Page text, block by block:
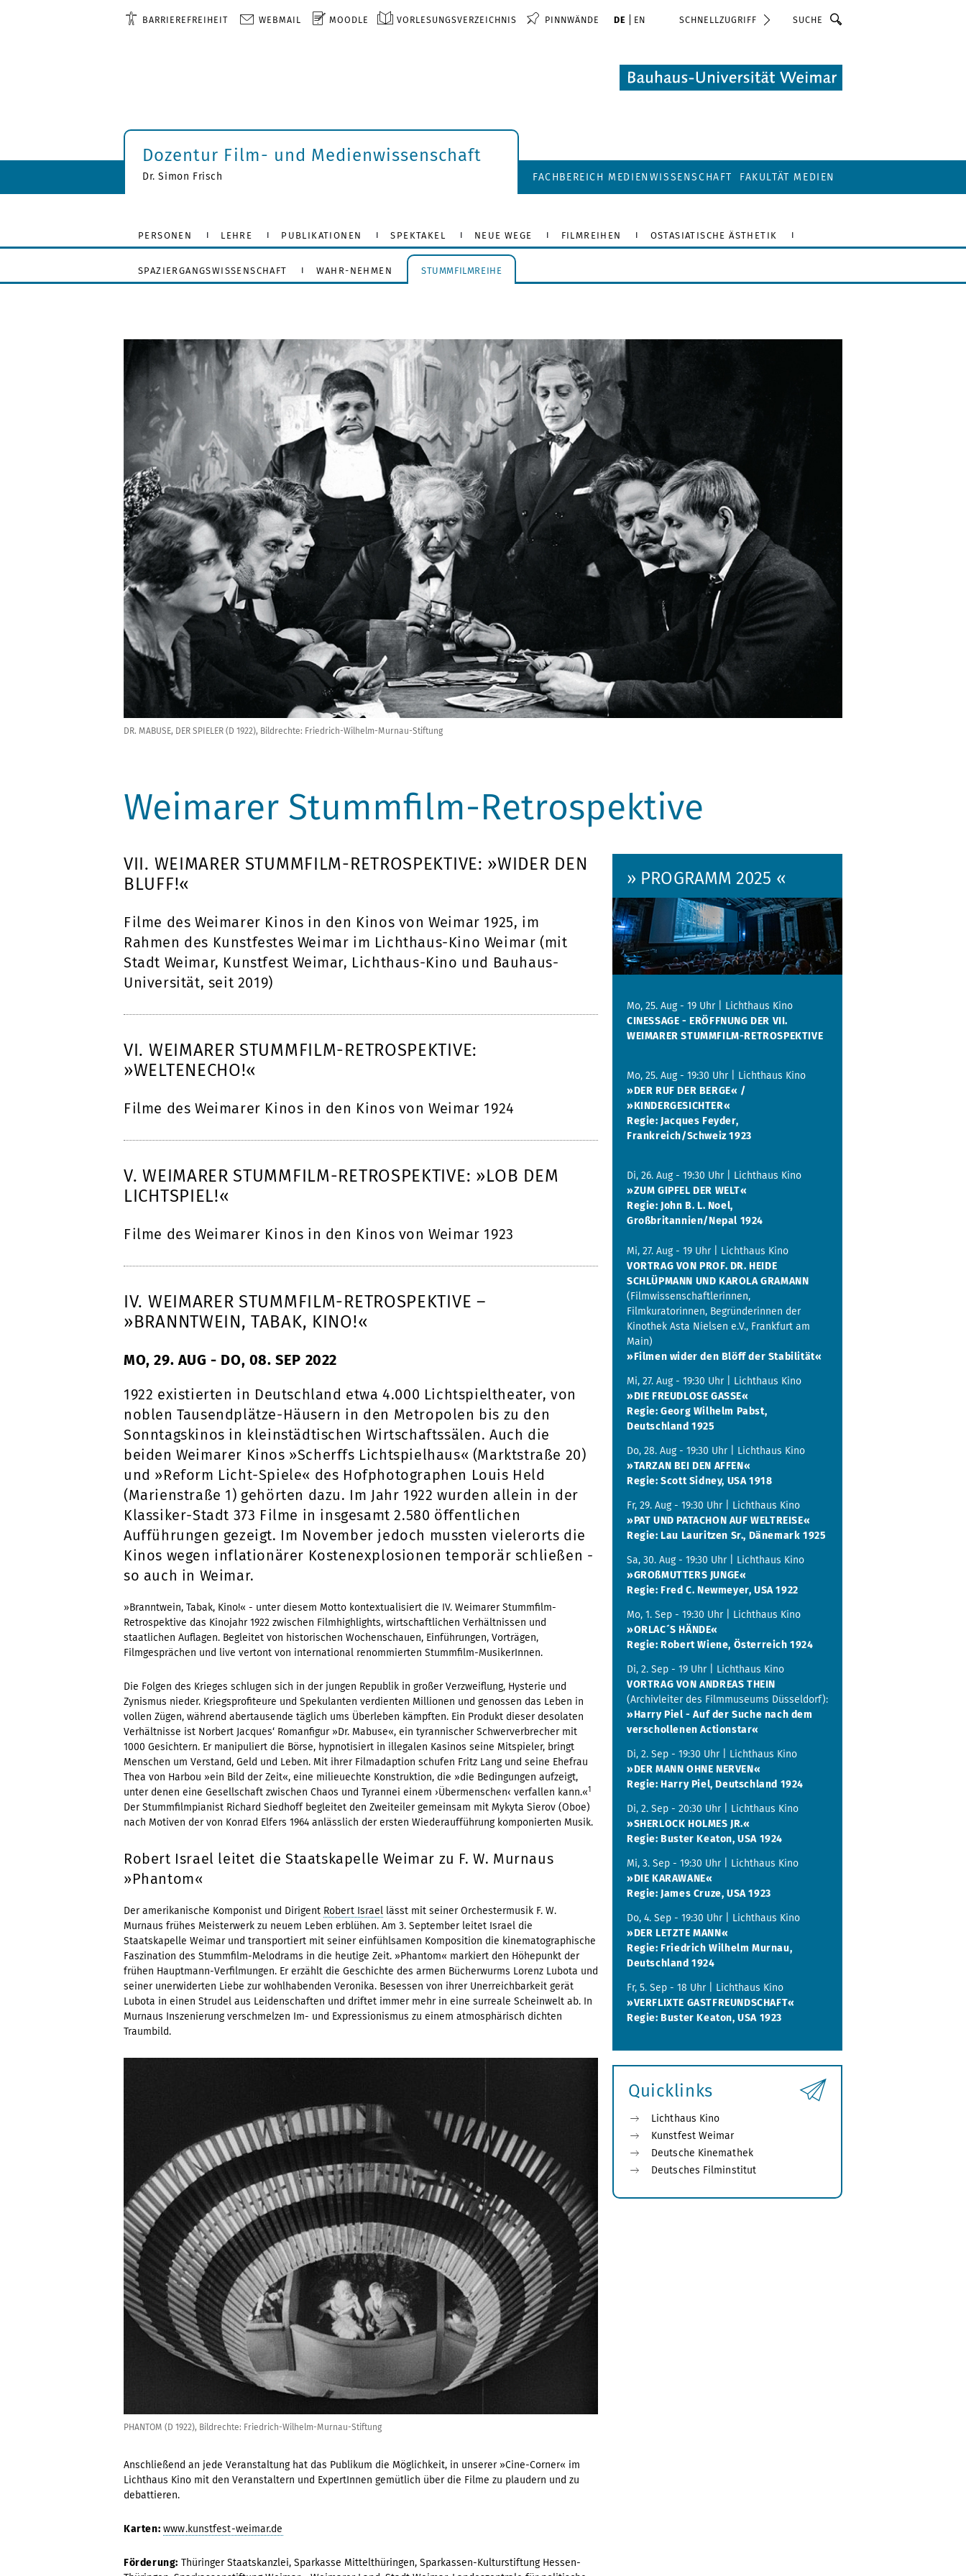
BARRIEREFREIHEIT WEBMAIL MOODLE VORLESUNGSVERZEICHNIS PINNWÄNDE DE EN SCHNELLZUGRIFF Suche
Dozentur Film- und Medienwissenschaft
Dr. Simon Frisch FACHBEREICH MEDIENWISSENSCHAFT FAKULTÄT MEDIEN
PERSONEN LEHRE PUBLIKATIONEN SPEKTAKEL NEUE WEGE FILMREIHEN OSTASIATISCHE ÄSTHETIK
SPAZIERGANGSWISSENSCHAFT WAHR-NEHMEN STUMMFILMREIHE
DR. MABUSE, DER SPIELER (D 1922), Bildrechte: Friedrich-Wilhelm-Murnau-Stiftung
Weimarer Stummfilm-Retrospektive
VII. WEIMARER STUMMFILM-RETROSPEKTIVE: »WIDER DEN
BLUFF!«
Filme des Weimarer Kinos in den Kinos von Weimar 1925, im
Rahmen des Kunstfestes Weimar im Lichthaus-Kino Weimar (mit
Stadt Weimar, Kunstfest Weimar, Lichthaus-Kino und Bauhaus-
Universität, seit 2019)
VI. WEIMARER STUMMFILM-RETROSPEKTIVE:
»WELTENECHO!«
Filme des Weimarer Kinos in den Kinos von Weimar 1924
V. WEIMARER STUMMFILM-RETROSPEKTIVE: »LOB DEM
LICHTSPIEL!«
Filme des Weimarer Kinos in den Kinos von Weimar 1923
IV. WEIMARER STUMMFILM-RETROSPEKTIVE –
»BRANNTWEIN, TABAK, KINO!«
MO, 29. AUG - DO, 08. SEP 2022
1922 existierten in Deutschland etwa 4.000 Lichtspieltheater, von
noblen Tausendplätze-Häusern in den Metropolen bis zu den
Sonntagskinos in kleinstädtischen Wirtschaftssälen. Auch die
beiden Weimarer Kinos »Scherffs Lichtspielhaus« (Marktstraße 20)
und »Reform Licht-Spiele« des Hofphotographen Louis Held
(Marienstraße 1) gehörten dazu. Im Jahr 1922 wurden allein in der
Klassiker-Stadt 373 Filme in insgesamt 2.580 öffentlichen
Aufführungen gezeigt. Im November jedoch mussten vielerorts die
Kinos wegen inflationärer Kostenexplosionen temporär schließen -
so auch in Weimar.
»Branntwein, Tabak, Kino!« - unter diesem Motto kontextualisiert die IV. Weimarer Stummfilm-
Retrospektive das Kinojahr 1922 zwischen Filmhighlights, wirtschaftlichen Verhältnissen und
staatlichen Auflagen. Begleitet von historischen Wochenschauen, Einführungen, Vorträgen,
Filmgesprächen und live vertont von international renommierten Stummfilm-MusikerInnen.
Die Folgen des Krieges schlugen sich in der jungen Republik in großer Verzweiflung, Hysterie und
Zynismus nieder. Kriegsprofiteure und Spekulanten verdienten Millionen und genossen das Leben in
vollen Zügen, während abertausende täglich ums Überleben kämpften. Ein Produkt dieser desolaten
Verhältnisse ist Norbert Jacques‘ Romanfigur »Dr. Mabuse«, ein tyrannischer Schwerverbrecher mit
1000 Gesichtern. Er manipuliert die Börse, hypnotisiert in illegalen Kasinos seine Mitspieler, bringt
Menschen um Verstand, Geld und Leben. Mit ihrer Filmadaption schufen Fritz Lang und seine Ehefrau
Thea von Harbou »ein Bild der Zeit«, eine milieuechte Konstruktion, die »die Bedingungen aufzeigt,
unter denen eine Gesellschaft zwischen Chaos und Tyrannei einem ›Übermenschen‹ verfallen kann.«1
Der Stummfilmpianist Richard Siedhoff begleitet den Zweiteiler gemeinsam mit Mykyta Sierov (Oboe)
nach Motiven der von Konrad Elfers 1964 anlässlich der ersten Wiederaufführung komponierten Musik.
Robert Israel leitet die Staatskapelle Weimar zu F. W. Murnaus
»Phantom«
Der amerikanische Komponist und Dirigent Robert Israel lässt mit seiner Orchestermusik F. W.
Murnaus frühes Meisterwerk zu neuem Leben erblühen. Am 3. September leitet Israel die
Staatskapelle Weimar und transportiert mit seiner einfühlsamen Komposition die kinematographische
Faszination des Stummfilm-Melodrams in die heutige Zeit. »Phantom« markiert den Höhepunkt der
frühen Hauptmann-Verfilmungen. Er erzählt die Geschichte des armen Bücherwurms Lorenz Lubota und
seiner unerwiderten Liebe zur wohlhabenden Veronika. Besessen von ihrer Unerreichbarkeit gerät
Lubota in einen Strudel aus Leidenschaften und driftet immer mehr in eine surreale Scheinwelt ab. In
Murnaus Inszenierung verschmelzen Im- und Expressionismus zu einem atmosphärisch dichten
Traumbild.
PHANTOM (D 1922), Bildrechte: Friedrich-Wilhelm-Murnau-Stiftung
Anschließend an jede Veranstaltung hat das Publikum die Möglichkeit, in unserer »Cine-Corner« im
Lichthaus Kino mit den Veranstaltern und ExpertInnen gemütlich über die Filme zu plaudern und zu
debattieren.
Karten: www.kunstfest-weimar.de
Förderung: Thüringer Staatskanzlei, Sparkasse Mittelthüringen, Sparkassen-Kulturstiftung Hessen-
» PROGRAMM 2025 «
Mo, 25. Aug - 19 Uhr | Lichthaus Kino
CINESSAGE - ERÖFFNUNG DER VII.
WEIMARER STUMMFILM-RETROSPEKTIVE
Mo, 25. Aug - 19:30 Uhr | Lichthaus Kino
»DER RUF DER BERGE« /
»KINDERGESICHTER«
Regie: Jacques Feyder,
Frankreich/Schweiz 1923
Di, 26. Aug - 19:30 Uhr | Lichthaus Kino
»ZUM GIPFEL DER WELT«
Regie: John B. L. Noel,
Großbritannien/Nepal 1924
Mi, 27. Aug - 19 Uhr | Lichthaus Kino
VORTRAG VON PROF. DR. HEIDE
SCHLÜPMANN UND KAROLA GRAMANN
(Filmwissenschaftlerinnen,
Filmkuratorinnen, Begründerinnen der
Kinothek Asta Nielsen e.V., Frankfurt am
Main)
»Filmen wider den Blöff der Stabilität«
Mi, 27. Aug - 19:30 Uhr | Lichthaus Kino
»DIE FREUDLOSE GASSE«
Regie: Georg Wilhelm Pabst,
Deutschland 1925
Do, 28. Aug - 19:30 Uhr | Lichthaus Kino
»TARZAN BEI DEN AFFEN«
Regie: Scott Sidney, USA 1918
Fr, 29. Aug - 19:30 Uhr | Lichthaus Kino
»PAT UND PATACHON AUF WELTREISE«
Regie: Lau Lauritzen Sr., Dänemark 1925
Sa, 30. Aug - 19:30 Uhr | Lichthaus Kino
»GROßMUTTERS JUNGE«
Regie: Fred C. Newmeyer, USA 1922
Mo, 1. Sep - 19:30 Uhr | Lichthaus Kino
»ORLAC´S HÄNDE«
Regie: Robert Wiene, Österreich 1924
Di, 2. Sep - 19 Uhr | Lichthaus Kino
VORTRAG VON ANDREAS THEIN
(Archivleiter des Filmmuseums Düsseldorf):
»Harry Piel - Auf der Suche nach dem
verschollenen Actionstar«
Di, 2. Sep - 19:30 Uhr | Lichthaus Kino
»DER MANN OHNE NERVEN«
Regie: Harry Piel, Deutschland 1924
Di, 2. Sep - 20:30 Uhr | Lichthaus Kino
»SHERLOCK HOLMES JR.«
Regie: Buster Keaton, USA 1924
Mi, 3. Sep - 19:30 Uhr | Lichthaus Kino
»DIE KARAWANE«
Regie: James Cruze, USA 1923
Do, 4. Sep - 19:30 Uhr | Lichthaus Kino
»DER LETZTE MANN«
Regie: Friedrich Wilhelm Murnau,
Deutschland 1924
Fr, 5. Sep - 18 Uhr | Lichthaus Kino
»VERFLIXTE GASTFREUNDSCHAFT«
Regie: Buster Keaton, USA 1923
Quicklinks
Lichthaus Kino
Kunstfest Weimar
Deutsche Kinemathek
Deutsches Filminstitut